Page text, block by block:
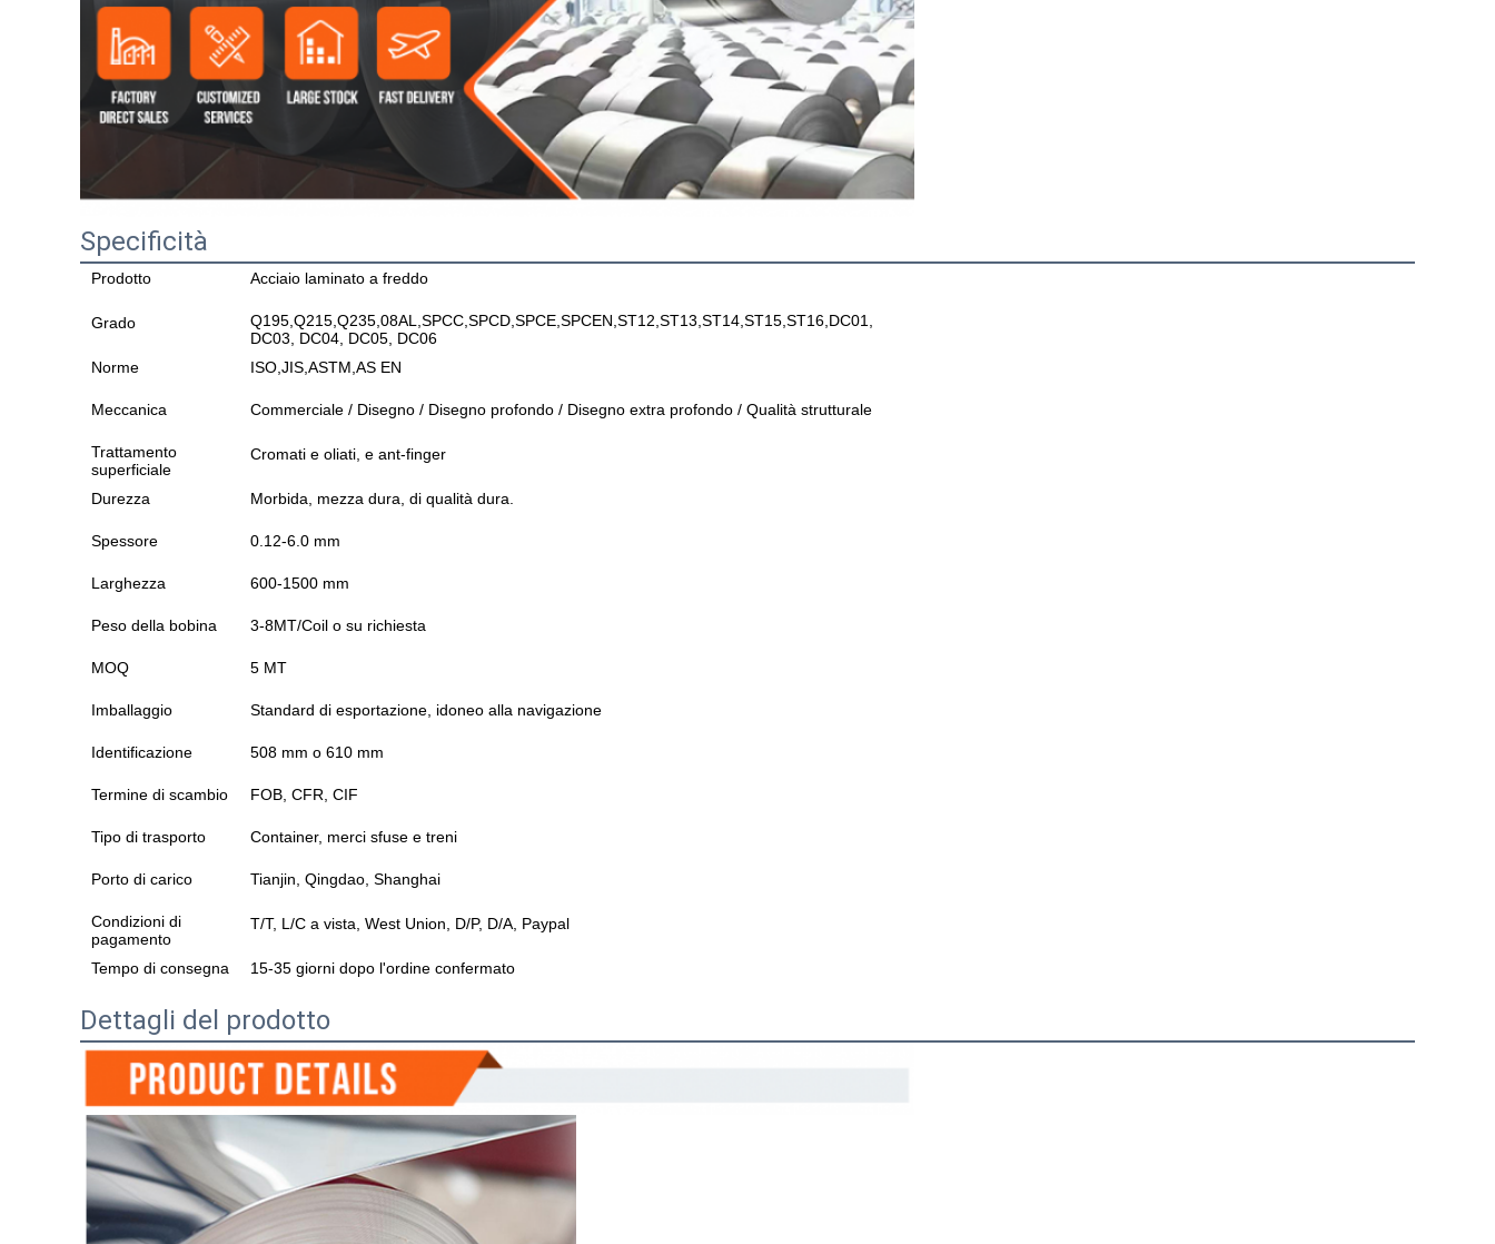
Specificità
Prodotto Acciaio laminato a freddo
Grado
Q195,Q215,Q235,08AL,SPCC,SPCD,SPCE,SPCEN,ST12,ST13,ST14,ST15,ST16,DC01,
DC03, DC04, DC05, DC06
Norme
ISO,JIS,ASTM,AS EN
Meccanica Commerciale / Disegno / Disegno profondo / Disegno extra profondo / Qualità strutturale
Trattamento
superficiale
Cromati e oliati, e ant-finger
Durezza Morbida, mezza dura, di qualità dura.
Spessore 0.12-6.0 mm
Larghezza 600-1500 mm
Peso della bobina 3-8MT/Coil o su richiesta
MOQ 5 MT
Imballaggio Standard di esportazione, idoneo alla navigazione
Identificazione 508 mm o 610 mm
Termine di scambio FOB, CFR, CIF
Tipo di trasporto Container, merci sfuse e treni
Porto di carico Tianjin, Qingdao, Shanghai
Condizioni di
pagamento
T/T, L/C a vista, West Union, D/P, D/A, Paypal
Tempo di consegna 15-35 giorni dopo l'ordine confermato
Dettagli del prodotto